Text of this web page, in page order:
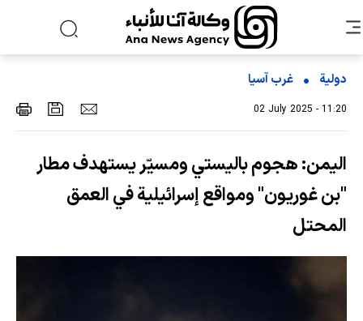
دولية غرب آسیا
02 July 2025 - 11:20
اليمن: هجوم باليستي ومسيّر يستهدف مطار
"بن غوريون" ومواقع إسرائيلية في العمق
المحتل